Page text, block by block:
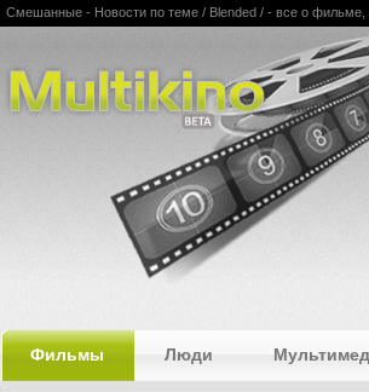
Multikino
Смешанные - Новости по теме / Blended / - все о фильме,
Фильмы Люди